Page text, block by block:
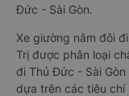
Đức - Sài Gòn.
Xe giường nằm đôi
Trị được phân loại
đi Thủ Đức - Sài
dựa trên các tiêu chí